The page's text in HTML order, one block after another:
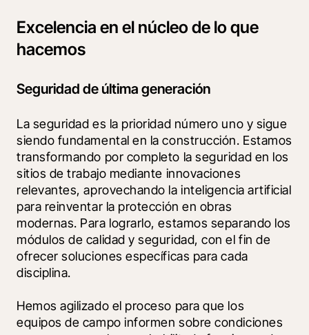
Excelencia en el núcleo de lo que
hacemos
Seguridad de última generación
La seguridad es la prioridad número uno y sigue
siendo fundamental en la construcción. Estamos
transformando por completo la seguridad en los
sitios de trabajo mediante innovaciones
relevantes, aprovechando la inteligencia artificial
para reinventar la protección en obras
modernas. Para lograrlo, estamos separando los
módulos de calidad y seguridad, con el fin de
ofrecer soluciones específicas para cada
disciplina.
Hemos agilizado el proceso para que los
equipos de campo informen sobre condiciones